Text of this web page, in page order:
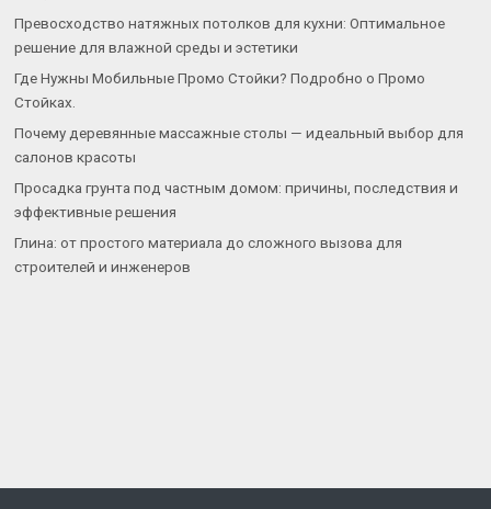
Превосходство натяжных потолков для кухни: Оптимальное
решение для влажной среды и эстетики
Где Нужны Мобильные Промо Стойки? Подробно о Промо
Стойках.
Почему деревянные массажные столы — идеальный выбор для
салонов красоты
Просадка грунта под частным домом: причины, последствия и
эффективные решения
Глина: от простого материала до сложного вызова для
строителей и инженеров